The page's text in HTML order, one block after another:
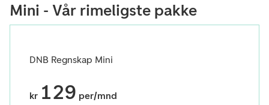
Mini - Vår rimeligste pakke
DNB Regnskap Mini
kr 129 per/mnd